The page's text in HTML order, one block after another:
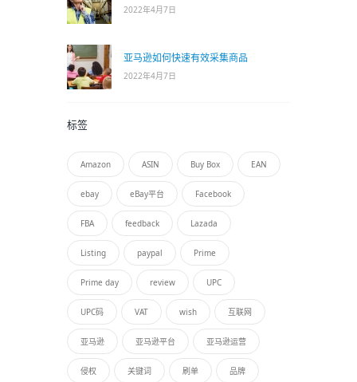
2022年4月7日
亚马逊如何快速有效采集商品
2022年4月7日
标签
Amazon ASIN Buy Box EAN
ebay eBay平台 Facebook
FBA feedback Lazada
Listing paypal Prime
Prime day review UPC
UPC码 VAT wish 互联网
亚马逊 亚马逊平台 亚马逊运营
侵权 关键词 刷单 品牌